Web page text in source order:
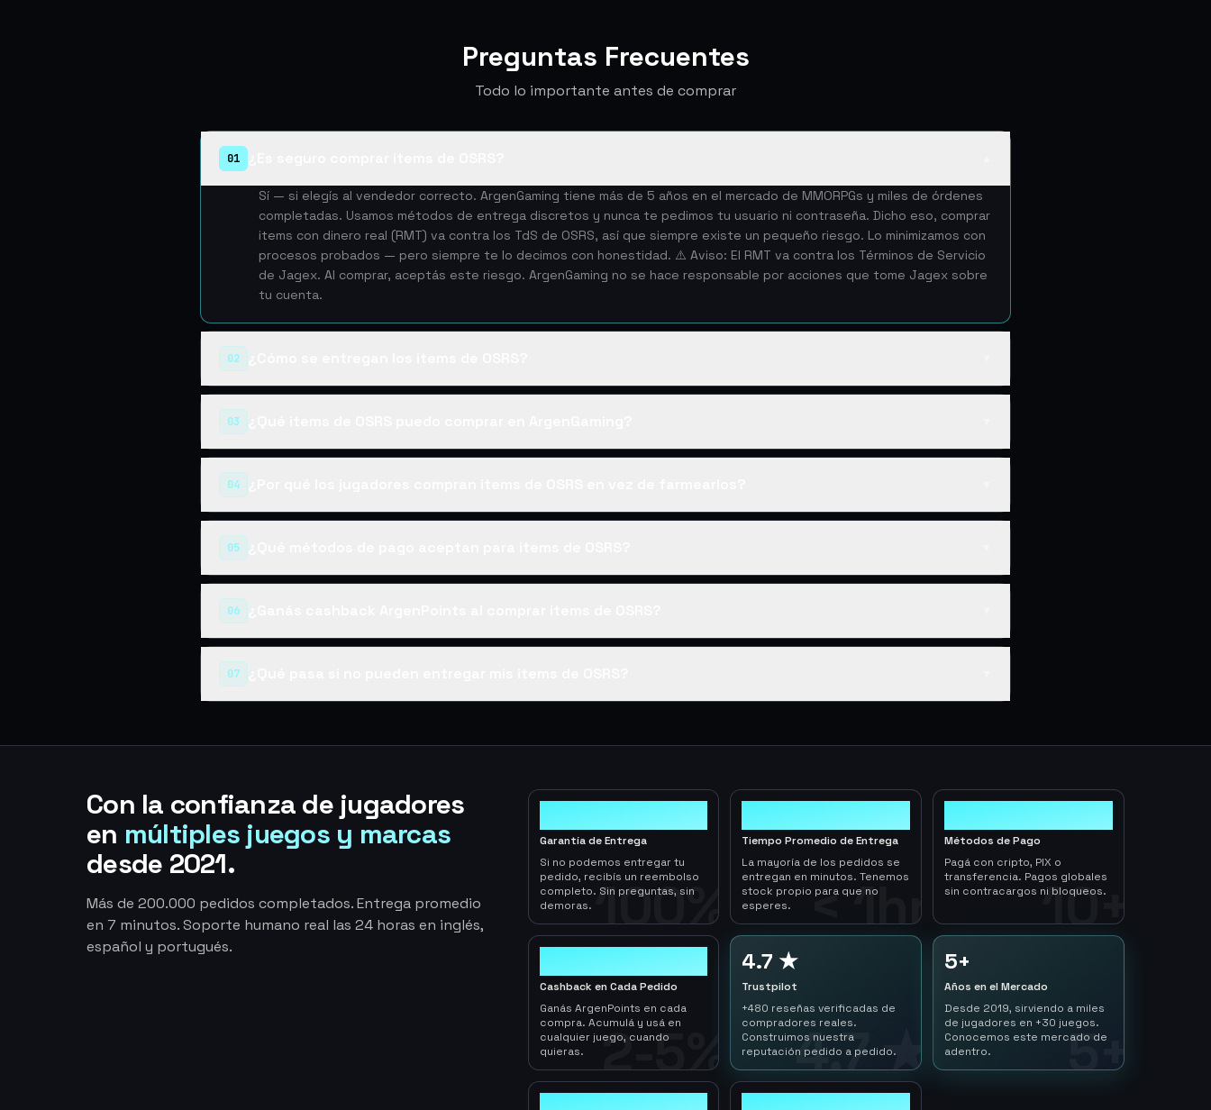
Preguntas Frecuentes
Todo lo importante antes de comprar
01
Sí — si elegís al vendedor correcto. ArgenGaming tiene más de 5 años en el mercado de MMORPGs y miles de órdenes
completadas. Usamos métodos de entrega discretos y nunca te pedimos tu usuario ni contraseña. Dicho eso, comprar
items con dinero real (RMT) va contra los TdS de OSRS, así que siempre existe un pequeño riesgo. Lo minimizamos con
procesos probados — pero siempre te lo decimos con honestidad. ⚠️ Aviso: El RMT va contra los Términos de Servicio
de Jagex. Al comprar, aceptás este riesgo. ArgenGaming no se hace responsable por acciones que tome Jagex sobre
tu cuenta.
02
03
04
05
06
07
Con la confianza de jugadores
en múltiples juegos y marcas
desde 2021.
Más de 200.000 pedidos completados. Entrega promedio
en 7 minutos. Soporte humano real las 24 horas en inglés,
español y portugués.
100%
Garantía de Entrega
Si no podemos entregar tu
pedido, recibís un reembolso
completo. Sin preguntas, sin
demoras.
< 1hr
Tiempo Promedio de Entrega
La mayoría de los pedidos se
entregan en minutos. Tenemos
stock propio para que no
esperes.
10+
Métodos de Pago
Pagá con cripto, PIX o
transferencia. Pagos globales
sin contracargos ni bloqueos.
2-5%
Cashback en Cada Pedido
Ganás ArgenPoints en cada
compra. Acumulá y usá en
cualquier juego, cuando
quieras.
4.7 ★
4.7 ★
Trustpilot
+480 reseñas verificadas de
compradores reales.
Construimos nuestra
reputación pedido a pedido.
5+
5+
Años en el Mercado
Desde 2019, sirviendo a miles
de jugadores en +30 juegos.
Conocemos este mercado de
adentro.